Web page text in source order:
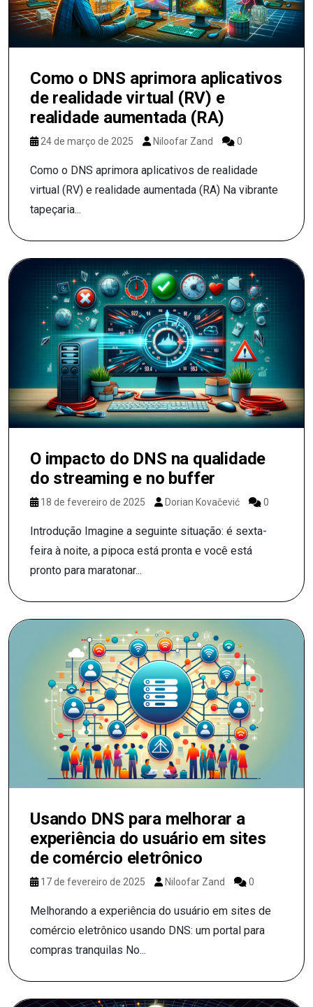
Como o DNS aprimora aplicativos
de realidade virtual (RV) e
realidade aumentada (RA)
24 de março de 2025 Niloofar Zand 0
Como o DNS aprimora aplicativos de realidade
virtual (RV) e realidade aumentada (RA) Na vibrante
tapeçaria...
O impacto do DNS na qualidade
do streaming e no buffer
18 de fevereiro de 2025 Dorian Kovačević 0
Introdução Imagine a seguinte situação: é sexta-
feira à noite, a pipoca está pronta e você está
pronto para maratonar...
Usando DNS para melhorar a
experiência do usuário em sites
de comércio eletrônico
17 de fevereiro de 2025 Niloofar Zand 0
Melhorando a experiência do usuário em sites de
comércio eletrônico usando DNS: um portal para
compras tranquilas No...